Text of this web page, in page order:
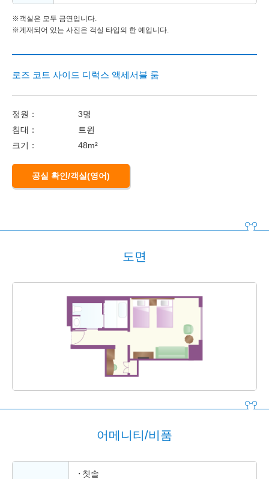
※객실은 모두 금연입니다.
※게재되어 있는 사진은 객실 타입의 한 예입니다.
로즈 코트 사이드 디럭스 액세서블 룸
정원：
3명
침대：
트윈
크기：
48m²
공실 확인/객실(영어)
도면
어메니티/비품
칫솔